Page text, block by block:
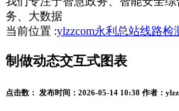
务、大数据
当前位置 :ylzzcom永利总站线路检
制做动态交互式图表
点击数： 发布时间： 2026-05-14 10:38 作者：